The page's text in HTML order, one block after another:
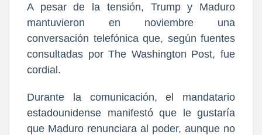
A pesar de la tensión, Trump y Maduro
mantuvieron en noviembre una
conversación telefónica que, según fuentes
consultadas por The Washington Post, fue
cordial.
Durante la comunicación, el mandatario
estadounidense manifestó que le gustaría
que Maduro renunciara al poder, aunque no